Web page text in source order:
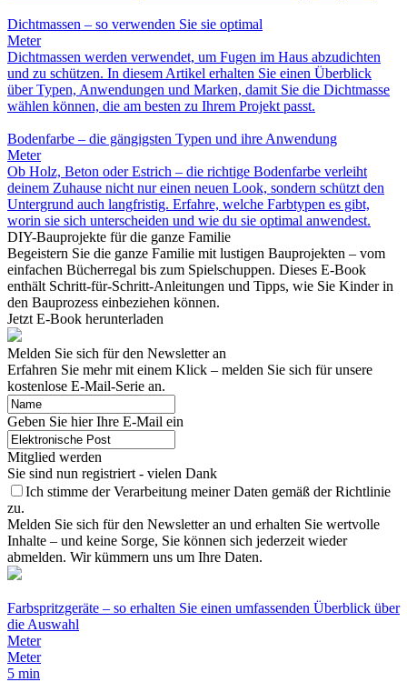
Dichtmassen – so verwenden Sie sie optimal
Meter
Dichtmassen werden verwendet, um Fugen im Haus abzudichten
und zu schützen. In diesem Artikel erhalten Sie einen Überblick
über Typen, Anwendungen und Marken, damit Sie die Dichtmasse
wählen können, die am besten zu Ihrem Projekt passt.
Bodenfarbe – die gängigsten Typen und ihre Anwendung
Meter
Ob Holz, Beton oder Estrich – die richtige Bodenfarbe verleiht
deinem Zuhause nicht nur einen neuen Look, sondern schützt den
Untergrund auch langfristig. Erfahre, welche Farbtypen es gibt,
worin sie sich unterscheiden und wie du sie optimal anwendest.
DIY-Bauprojekte für die ganze Familie
Begeistern Sie die ganze Familie mit lustigen Bauprojekten – vom
einfachen Bücherregal bis zum Spielschuppen. Dieses E-Book
enthält Schritt-für-Schritt-Anleitungen und Tipps, wie Sie Kinder in
den Bauprozess einbeziehen können.
Jetzt E-Book herunterladen
Melden Sie sich für den Newsletter an
Erfahren Sie mehr mit einem Klick – melden Sie sich für unsere
kostenlose E-Mail-Serie an.
Geben Sie hier Ihre E-Mail ein
Mitglied werden
Sie sind nun registriert - vielen Dank
Ich stimme der Verarbeitung meiner Daten gemäß der Richtlinie
zu.
Melden Sie sich für den Newsletter an und erhalten Sie wertvolle
Inhalte – und keine Sorge, Sie können sich jederzeit wieder
abmelden. Wir kümmern uns um Ihre Daten.
Farbspritzgeräte – so erhalten Sie einen umfassenden Überblick über
die Auswahl
Meter
Meter
5 min